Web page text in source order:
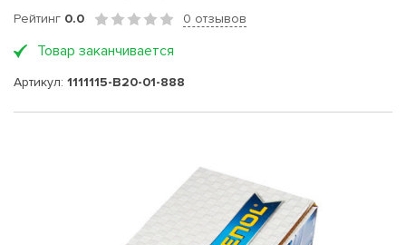
Рейтинг 0.0 0 отзывов
Товар заканчивается
Артикул: 1111115-B20-01-888